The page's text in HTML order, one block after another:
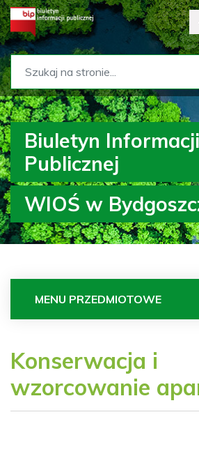
Biuletyn Informacji
Publicznej
WIOŚ w
MENU PRZEDMIOTOWE
Konserwacja i
wzorcowanie